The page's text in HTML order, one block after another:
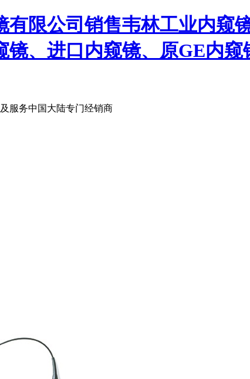
有限公司销售韦林工业内窥
、进口内窥镜、原GE内
服务中国大陆专门经销商